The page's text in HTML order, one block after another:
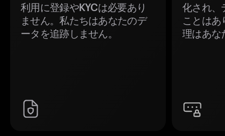
利用に登録やKYCは必要あり
ません。私たちはあなたのデ
ータを追跡しません。
化され、
ことはあ
理はあな